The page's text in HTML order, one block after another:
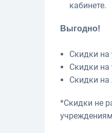
кабинете.
Выгодно!
Скидки на
Скидки на
Скидки на
*Скидки не